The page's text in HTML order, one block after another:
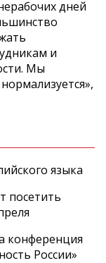
дней
и
Мы
языка
посетить
конференция
России»